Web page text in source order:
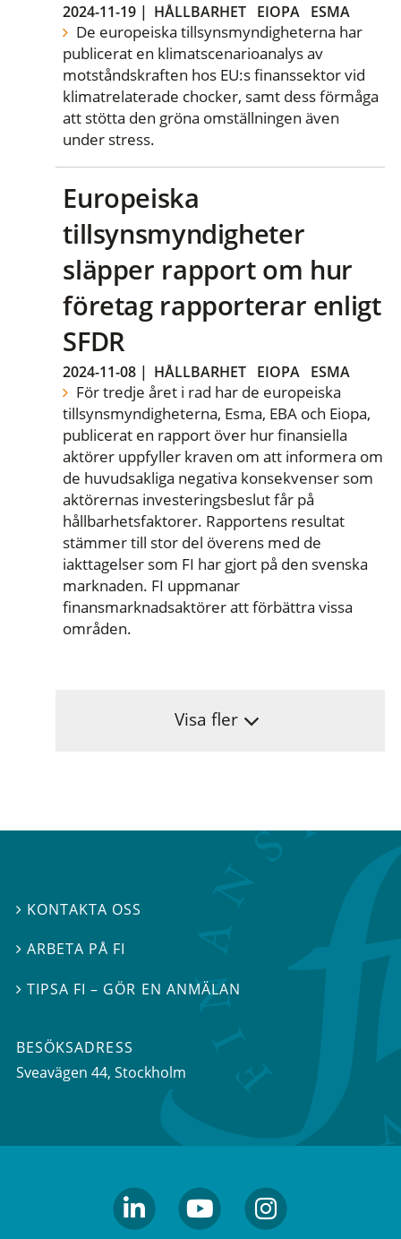
2024-11-19 | HÅLLBARHET EIOPA ESMA
De europeiska tillsynsmyndigheterna har
publicerat en klimatscenarioanalys av
motståndskraften hos EU:s finanssektor vid
klimatrelaterade chocker, samt dess förmåga
att stötta den gröna omställningen även
under stress.
Europeiska
tillsynsmyndigheter
släpper rapport om hur
företag rapporterar enligt
SFDR
2024-11-08 | HÅLLBARHET EIOPA ESMA
För tredje året i rad har de europeiska
tillsynsmyndigheterna, Esma, EBA och Eiopa,
publicerat en rapport över hur finansiella
aktörer uppfyller kraven om att informera om
de huvudsakliga negativa konsekvenser som
aktörernas investeringsbeslut får på
hållbarhetsfaktorer. Rapportens resultat
stämmer till stor del överens med de
iakttagelser som FI har gjort på den svenska
marknaden. FI uppmanar
finansmarknadsaktörer att förbättra vissa
områden.
Visa fler
 KONTAKTA OSS
ARBETA PÅ FI
TIPSA FI – GÖR EN ANMÄLAN
BESÖKSADRESS
Sveavägen 44, Stockholm